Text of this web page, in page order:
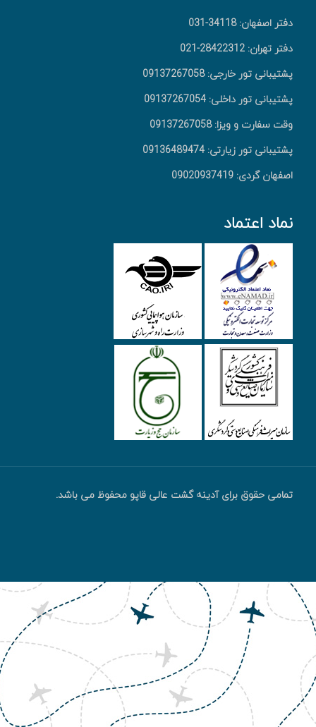
دفتر اصفهان: 34118-031
دفتر تهران: 28422312-021
پشتیبانی تور خارجی: 09137267058
پشتیبانی تور داخلی: 09137267054
وقت سفارت و ویزا: 09137267058
پشتیبانی تور زیارتی: 09136489474
اصفهان گردی: 09020937419
نماد اعتماد
تمامی حقوق برای آدینه گشت عالی قاپو محفوظ می باشد.